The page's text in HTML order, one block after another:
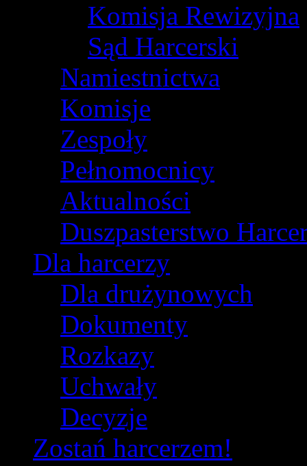
Komisja Rewizyjna
Sąd Harcerski
Namiestnictwa
Komisje
Zespoły
Pełnomocnicy
Aktualności
Duszpasterstwo
Dla harcerzy
Dla drużynowych
Dokumenty
Rozkazy
Uchwały
Decyzje
Zostań harcerzem!